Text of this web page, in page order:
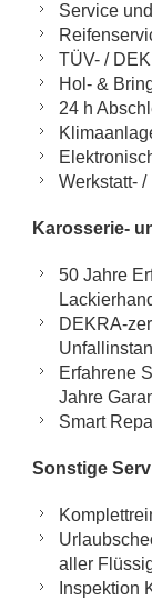
Service
TÜV- /
Hol- &
24 h
Werkstatt-
Karosserie-
50 Jahre
DEKRA-
Erfahrene
Jahre
Smart
Sonstige
aller
Inspektion